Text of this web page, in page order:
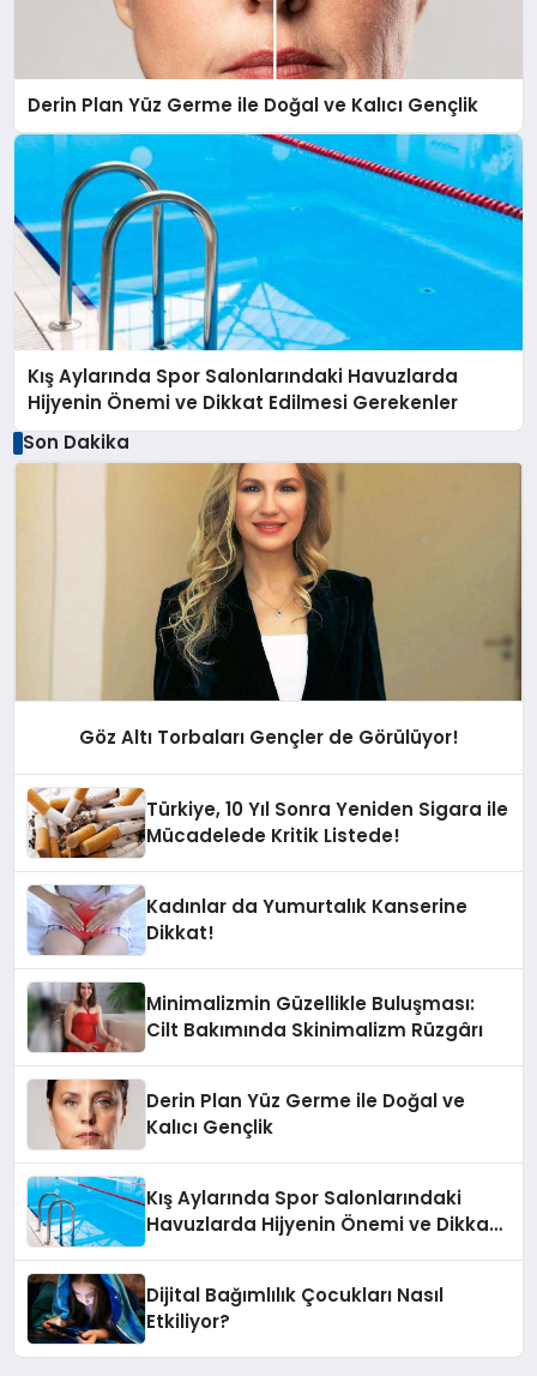
Derin Plan Yüz Germe ile Doğal ve Kalıcı Gençlik
Kış Aylarında Spor Salonlarındaki Havuzlarda
Hijyenin Önemi ve Dikkat Edilmesi Gerekenler
Son Dakika
Göz Altı Torbaları Gençler de Görülüyor!
Türkiye, 10 Yıl Sonra Yeniden Sigara ile
Mücadelede Kritik Listede!
Kadınlar da Yumurtalık Kanserine
Dikkat!
Minimalizmin Güzellikle Buluşması:
Cilt Bakımında Skinimalizm Rüzgârı
Derin Plan Yüz Germe ile Doğal ve
Kalıcı Gençlik
Kış Aylarında Spor Salonlarındaki
Havuzlarda Hijyenin Önemi ve Dikkat
Dijital Bağımlılık Çocukları Nasıl
Etkiliyor?